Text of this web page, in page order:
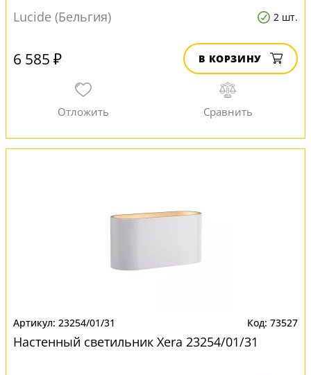
Lucide (Бельгия)
2 шт.
6 585 ₽ В КОРЗИНУ
23254/01/31 73527
Настенный светильник Xera 23254/01/31